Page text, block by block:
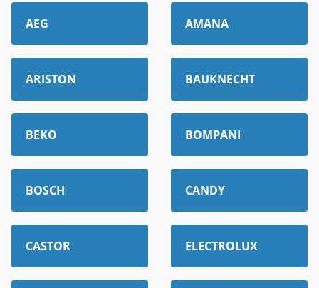
AEG AMANA
ARISTON BAUKNECHT
BEKO BOMPANI
BOSCH CANDY
CASTOR ELECTROLUX